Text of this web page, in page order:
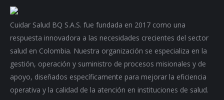
Cuidar Salud BQ S.A.S. fue fundada en 2017 como una
respuesta innovadora a las necesidades crecientes del sector
salud en Colombia. Nuestra organización se especializa en la
gestión, operación y suministro de procesos misionales y de
apoyo, diseñados específicamente para mejorar la eficiencia
operativa y la calidad de la atención en instituciones de salud.